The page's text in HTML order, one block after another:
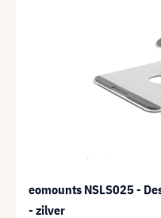
eomounts NSLS025 -
- zilver